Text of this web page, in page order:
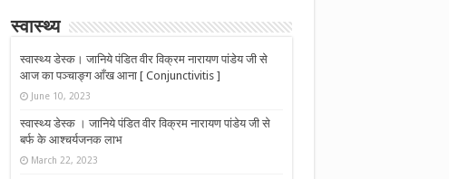
स्वास्थ्य
स्वास्थ्य डेस्क। जानिये पंडित वीर विक्रम नारायण पांडेय जी से
आज का पञ्चाङ्ग आँख आना [ Conjunctivitis ]
June 10, 2023
स्वास्थ्य डेस्क । जानिये पंडित वीर विक्रम नारायण पांडेय जी से
बर्फ के आश्चर्यजनक लाभ
March 22, 2023